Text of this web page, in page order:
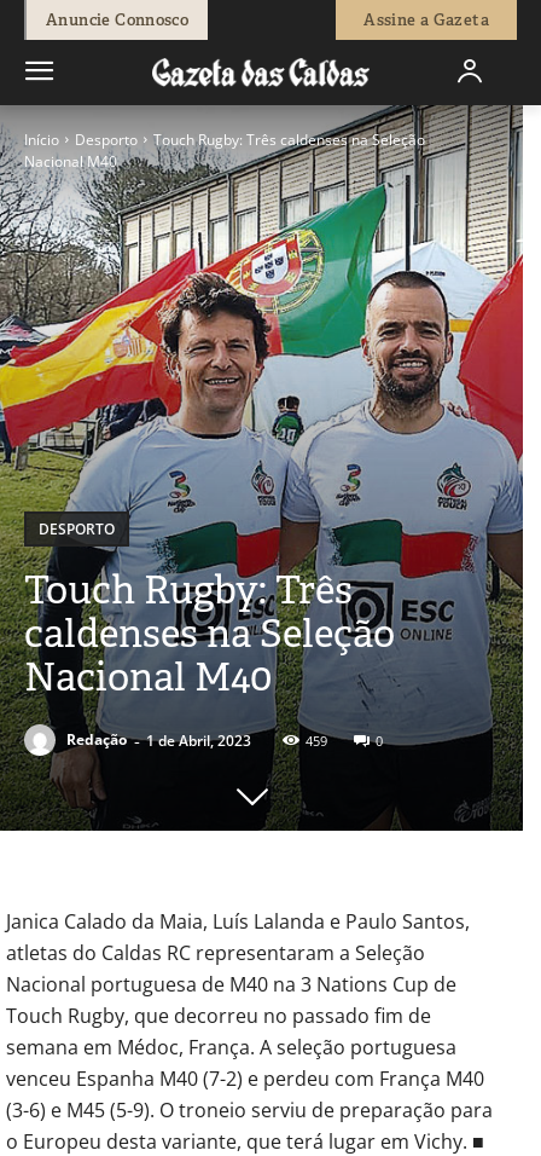
Anuncie Connosco Assine a Gazeta
Início Desporto
Touch Rugby: Três caldenses na Seleção
Nacional M40
DESPORTO
Touch Rugby: Três
caldenses na Seleção
Nacional M40
Redação - 1 de Abril, 2023 459 0
Janica Calado da Maia, Luís Lalanda e Paulo Santos,
atletas do Caldas RC representaram a Seleção
Nacional portuguesa de M40 na 3 Nations Cup de
Touch Rugby, que decorreu no passado fim de
semana em Médoc, França. A seleção portuguesa
venceu Espanha M40 (7-2) e perdeu com França M40
(3-6) e M45 (5-9). O troneio serviu de preparação para
o Europeu desta variante, que terá lugar em Vichy. ■